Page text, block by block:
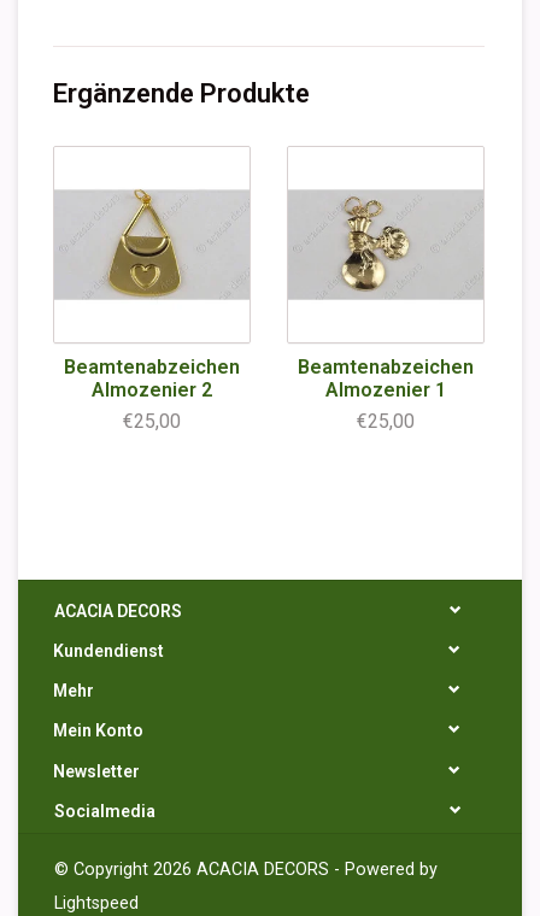
Ergänzende Produkte
Beamtenabzeichen
Almozenier 2
€25,00
Beamtenabzeichen
Almozenier 1
€25,00
ACACIA DECORS
Kundendienst
Mehr
Mein Konto
Newsletter
Socialmedia
© Copyright 2026 ACACIA DECORS - Powered by
Lightspeed